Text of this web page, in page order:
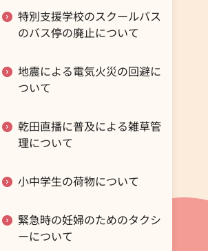
特別支援学校のスクールバス
のバス停の廃止について
地震による電気火災の回避に
ついて
乾田直播に普及による雑草管
理について
小中学生の荷物について
緊急時の妊婦のためのタクシ
ーについて